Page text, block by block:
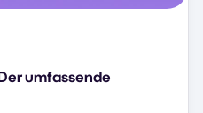
umfassende